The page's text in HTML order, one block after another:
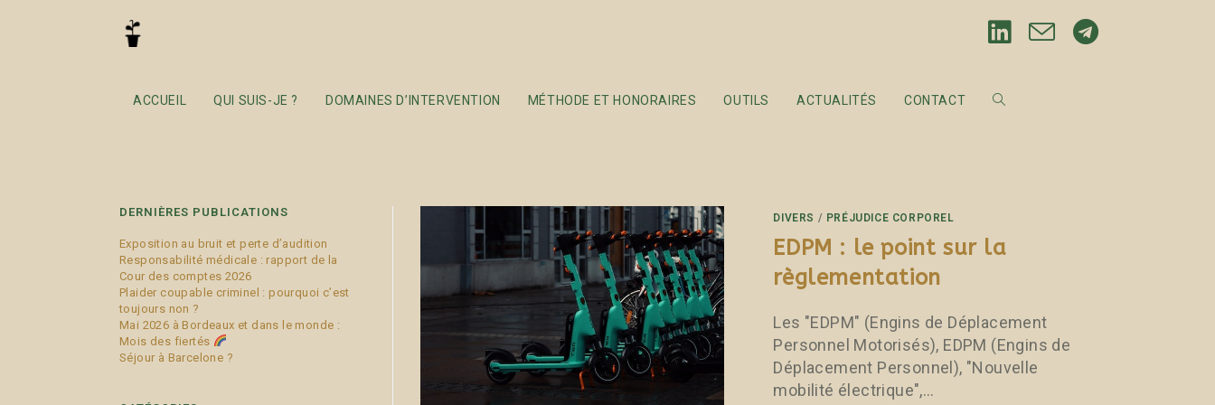
ACCUEIL QUI SUIS-JE ? DOMAINES D’INTERVENTION MÉTHODE ET HONORAIRES OUTILS ACTUALITÉS CONTACT
trottinette électrique
DERNIÈRES PUBLICATIONS
Exposition au bruit et perte d’audition
Responsabilité médicale : rapport de la
Cour des comptes 2026
Plaider coupable criminel : pourquoi c’est
toujours non ?
Mai 2026 à Bordeaux et dans le monde :
Mois des fiertés
Séjour à Barcelone ?
DIVERS / PRÉJUDICE CORPOREL
EDPM : le point sur la
règlementation
Les "EDPM" (Engins de Déplacement
Personnel Motorisés), EDPM (Engins de
Déplacement Personnel), "Nouvelle
mobilité électrique",…